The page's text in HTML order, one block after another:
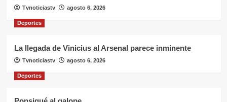
Tvnoticiastv agosto 6, 2026
Deportes
La llegada de Vinicius al Arsenal parece inminente
Tvnoticiastv agosto 6, 2026
Deportes